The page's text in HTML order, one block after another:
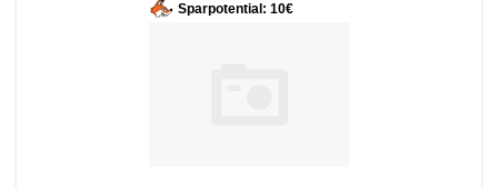
Sparpotential: 10€